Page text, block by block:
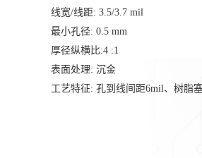
线宽/线距:3.5/3.7 mil
最小孔径: 0.5mm
厚径纵横比:4 :1
表面处理:沉金
工艺特征:孔到线间距6mil、树脂